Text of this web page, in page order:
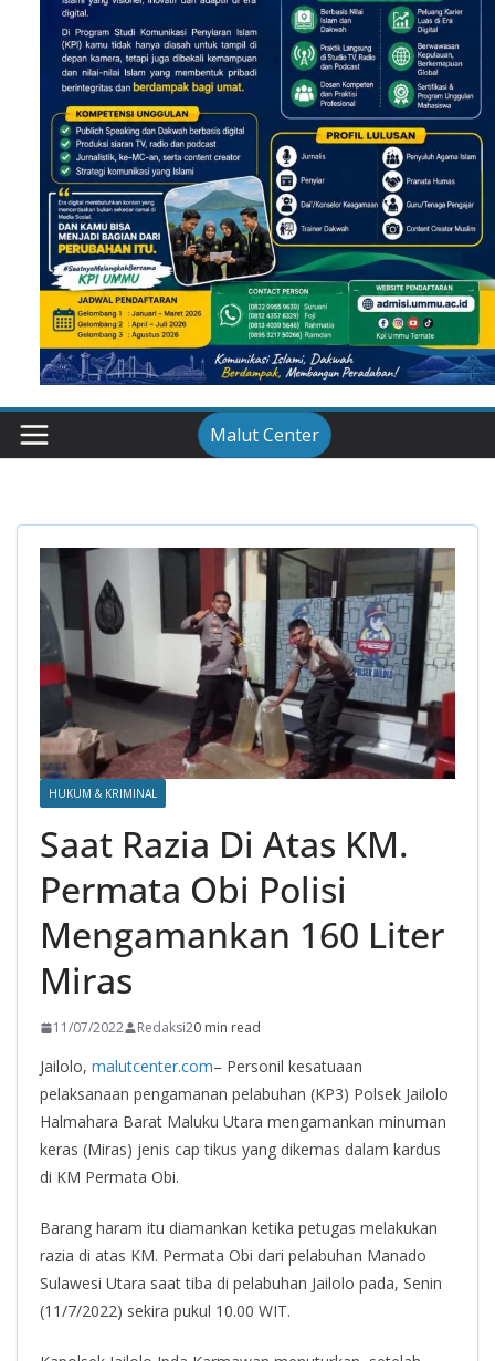
Malut Center
HUKUM & KRIMINAL
Saat Razia Di Atas KM.
Permata Obi Polisi
Mengamankan 160 Liter
Miras
11/07/2022 Redaksi20 min read
Jailolo, malutcenter.com– Personil kesatuaan
pelaksanaan pengamanan pelabuhan (KP3) Polsek Jailolo
Halmahara Barat Maluku Utara mengamankan minuman
keras (Miras) jenis cap tikus yang dikemas dalam kardus
di KM Permata Obi.
Barang haram itu diamankan ketika petugas melakukan
razia di atas KM. Permata Obi dari pelabuhan Manado
Sulawesi Utara saat tiba di pelabuhan Jailolo pada, Senin
(11/7/2022) sekira pukul 10.00 WIT.